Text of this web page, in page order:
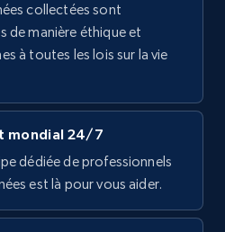
new posts
Title, Headline, Post
more.
Essai gratuit
collectées sont
de manière éthique et
à toutes les lois sur la vie
mondial 24/7
dédiée de professionnels
est là pour vous aider.